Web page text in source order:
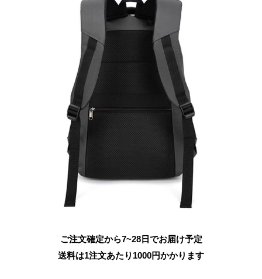
ご注文確定から7~28日でお届け予定
送料は1注文あたり 1000円かかります